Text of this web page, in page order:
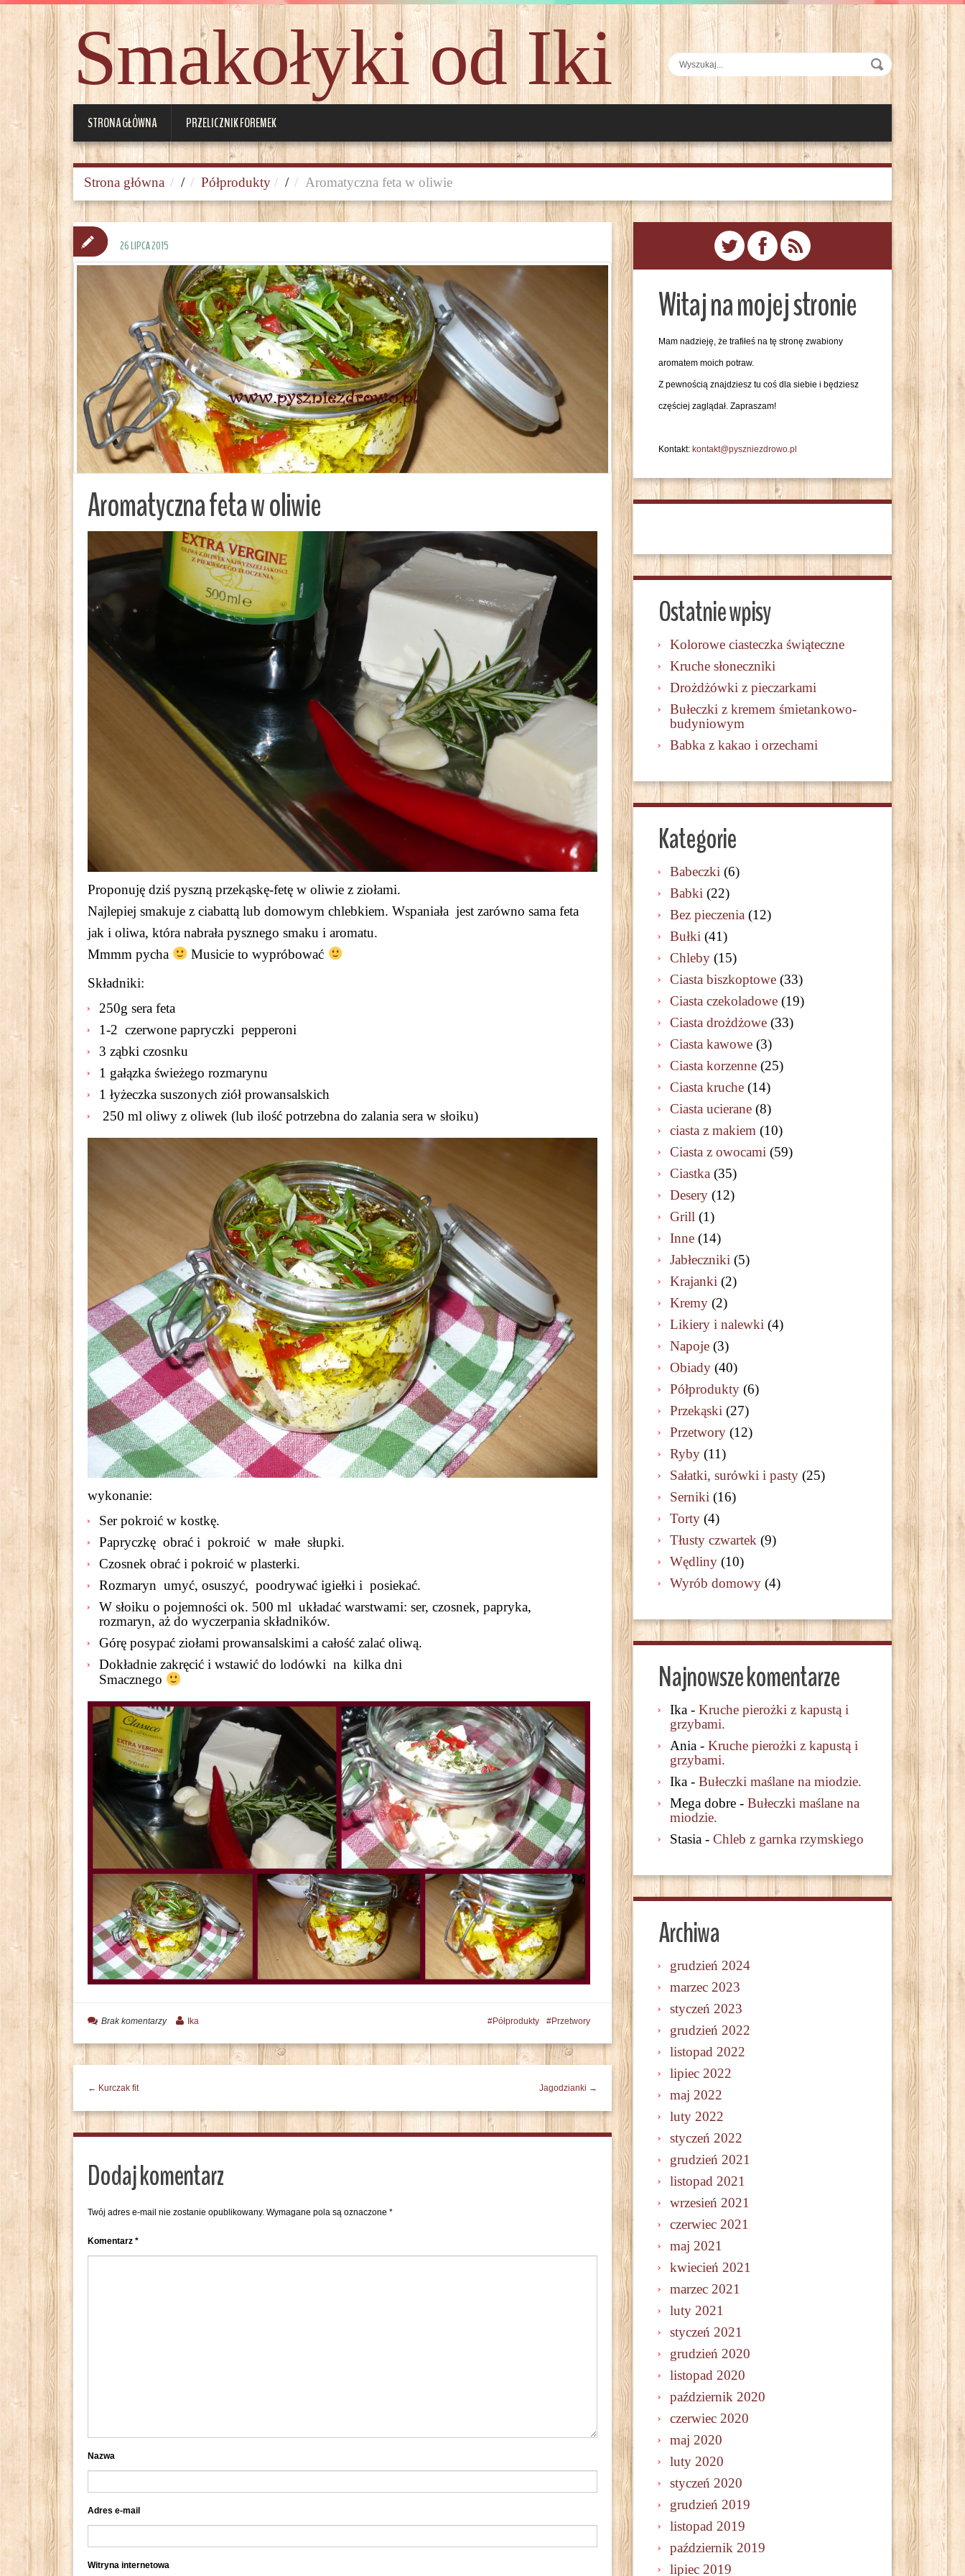
Smakołyki od Iki
STRONA GŁÓWNA PRZELICZNIK FOREMEK
Strona główna / Półprodukty / Aromatyczna feta w oliwie
Aromatyczna feta w oliwie
Proponuję dziś pyszną przekąskę-fetę w oliwie z ziołami.
Najlepiej smakuje z ciabattą lub domowym chlebkiem. Wspaniała jest zarówno sama feta
jak i oliwa, która nabrała pysznego smaku i aromatu.
Mmmm pycha
Musicie to wypróbować
Składniki:
250g sera feta
1-2 czerwone papryczki pepperoni
3 ząbki czosnku
1 gałązka świeżego rozmarynu
1 łyżeczka suszonych ziół prowansalskich
250 ml oliwy z oliwek (lub ilość potrzebna do zalania sera w słoiku)
wykonanie:
Ser pokroić w kostkę.
Papryczkę obrać i pokroić w małe słupki.
Czosnek obrać i pokroić w plasterki.
Rozmaryn umyć, osuszyć, poodrywać igiełki i posiekać.
W słoiku o pojemności ok. 500 ml układać warstwami: ser, czosnek, papryka,
rozmaryn, aż do wyczerpania składników.
Górę posypać ziołami prowansalskimi a całość zalać oliwą.
Dokładnie zakręcić i wstawić do lodówki na kilka dni
Smacznego
26 LIPCA 2015
Półprodukty Przetwory
Brak komentarzy Ika
← Kurczak fit Jagodzianki →
Dodaj komentarz
Twój adres e-mail nie zostanie opublikowany. Wymagane pola są oznaczone *
Komentarz *
Nazwa
Adres e-mail
Witryna internetowa
Witaj na mojej stronie
Mam nadzieję, że trafiłeś na tę stronę zwabiony
aromatem moich potraw.
Z pewnością znajdziesz tu coś dla siebie i będziesz
częściej zaglądał. Zapraszam!
Kontakt: kontakt@pyszniezdrowo.pl
Ostatnie wpisy
Kolorowe ciasteczka świąteczne
Kruche słoneczniki
Drożdżówki z pieczarkami
Bułeczki z kremem śmietankowo-
budyniowym
Babka z kakao i orzechami
Kategorie
Babeczki (6)
Babki (22)
Bez pieczenia (12)
Bułki (41)
Chleby (15)
Ciasta biszkoptowe (33)
Ciasta czekoladowe (19)
Ciasta drożdżowe (33)
Ciasta kawowe (3)
Ciasta korzenne (25)
Ciasta kruche (14)
Ciasta ucierane (8)
ciasta z makiem (10)
Ciasta z owocami (59)
Ciastka (35)
Desery (12)
Grill (1)
Inne (14)
Jabłeczniki (5)
Krajanki (2)
Kremy (2)
Likiery i nalewki (4)
Napoje (3)
Obiady (40)
Półprodukty (6)
Przekąski (27)
Przetwory (12)
Ryby (11)
Sałatki, surówki i pasty (25)
Serniki (16)
Torty (4)
Tłusty czwartek (9)
Wędliny (10)
Wyrób domowy (4)
Najnowsze komentarze
Ika - Kruche pierożki z kapustą i
grzybami.
Ania - Kruche pierożki z kapustą i
grzybami.
Ika - Bułeczki maślane na miodzie.
Mega dobre - Bułeczki maślane na
miodzie.
Stasia - Chleb z garnka rzymskiego
Archiwa
grudzień 2024
marzec 2023
styczeń 2023
grudzień 2022
listopad 2022
lipiec 2022
maj 2022
luty 2022
styczeń 2022
grudzień 2021
listopad 2021
wrzesień 2021
czerwiec 2021
maj 2021
kwiecień 2021
marzec 2021
luty 2021
styczeń 2021
grudzień 2020
listopad 2020
październik 2020
czerwiec 2020
maj 2020
luty 2020
styczeń 2020
grudzień 2019
listopad 2019
październik 2019
lipiec 2019